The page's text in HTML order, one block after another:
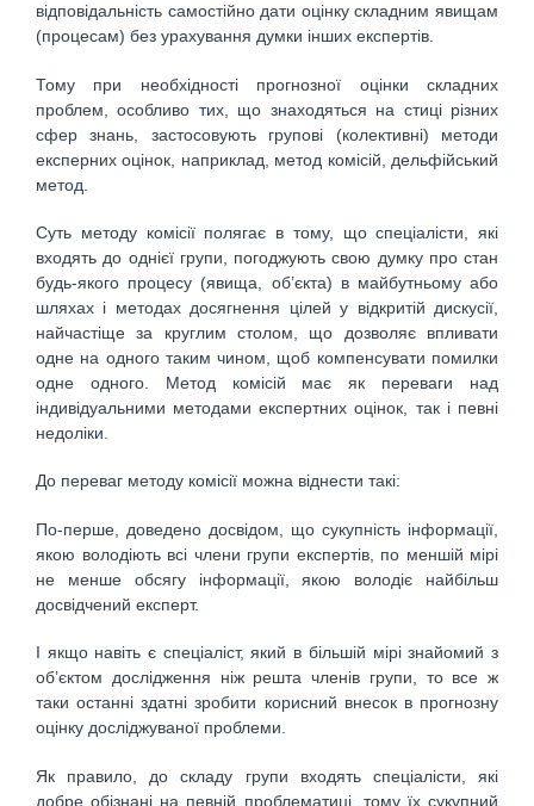
вiдповiдальнiсть самостiйно дати оцiнку складним явищам
(процесам) без урахування думки інших експертiв.
Тому при необхiдностi прогнозної оцiнки складних
проблем, особливо тих, що знаходяться на стиці рiзних
сфер знань, застосовують груповi (колективнi) методи
експерних оцiнок, наприклад, метод комiсiй, дельфiйський
метод.
Суть методу комiсiї полягає в тому, що спеціалісти, які
входять до однiєї групи, погоджують свою думку про стан
будь-якого процесу (явища, об’єкта) в майбутньому або
шляхах i методах досягнення цiлей у вiдкритiй дискусiї,
найчастiще за круглим столом, що дозволяє впливати
одне на одного таким чином, щоб компенсувати помилки
одне одного. Метод комiсiй має як переваги над
iндивiдуальними методами експертних оцiнок, так i певнi
недолiки.
До переваг методу комiсiї можна вiднести такі:
По-перше, доведено досвiдом, що сукупність iнформацiї,
якою володiють всi члени групи експертiв, по меншiй мiрi
не менше обсягу iнформацiї, якою володiє найбільш
досвiдчений експерт.
І якщо навiть є спецiалiст, який в більшій мiрi знайомий з
об’єктом дослідження ніж решта членів групи, то все ж
таки останнi здатні зробити корисний внесок в прогнозну
оцiнку досліджуваної проблеми.
Як правило, до складу групи входять спецiалiсти, які
добре обiзнанi на певній проблематицi, тому їх сукупний